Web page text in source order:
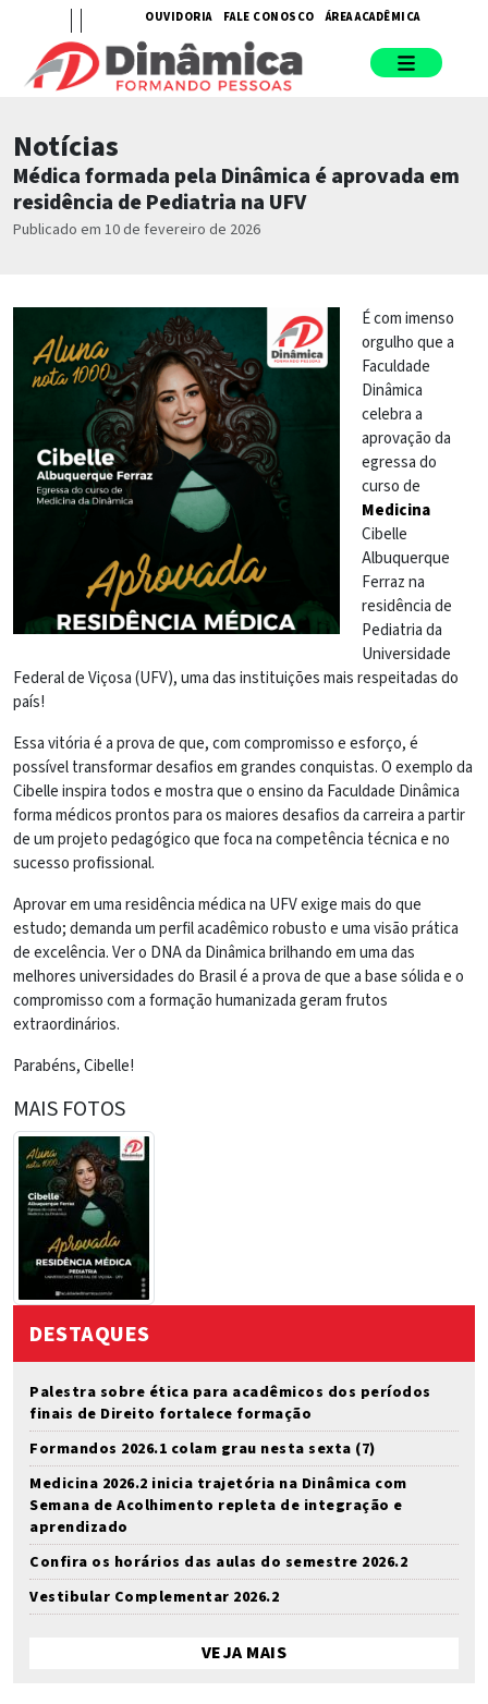
OUVIDORIA FALE CONOSCO ÁREA ACADÊMICA
Notícias
Médica formada pela Dinâmica é aprovada em
residência de Pediatria na UFV
Publicado em 10 de fevereiro de 2026
É com imenso
orgulho que a
Faculdade
Dinâmica
celebra a
aprovação da
egressa do
curso de
Medicina
Cibelle
Albuquerque
Ferraz na
residência de
Pediatria da
Universidade
Federal de Viçosa (UFV), uma das instituições mais respeitadas do
país!
Essa vitória é a prova de que, com compromisso e esforço, é
possível transformar desafios em grandes conquistas. O exemplo da
Cibelle inspira todos e mostra que o ensino da Faculdade Dinâmica
forma médicos prontos para os maiores desafios da carreira a partir
de um projeto pedagógico que foca na competência técnica e no
sucesso profissional.
Aprovar em uma residência médica na UFV exige mais do que
estudo; demanda um perfil acadêmico robusto e uma visão prática
de excelência. Ver o DNA da Dinâmica brilhando em uma das
melhores universidades do Brasil é a prova de que a base sólida e o
compromisso com a formação humanizada geram frutos
extraordinários.
Parabéns, Cibelle!
MAIS FOTOS
DESTAQUES
Palestra sobre ética para acadêmicos dos períodos
finais de Direito fortalece formação
Formandos 2026.1 colam grau nesta sexta (7)
Medicina 2026.2 inicia trajetória na Dinâmica com
Semana de Acolhimento repleta de integração e
aprendizado
Confira os horários das aulas do semestre 2026.2
Vestibular Complementar 2026.2
VEJA MAIS